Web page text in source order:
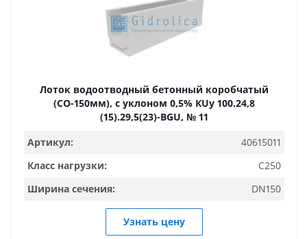
Лоток водоотводный бетонный коробчатый
(СО-150мм), с уклоном 0,5% КUу 100.24,8
(15).29,5(23)-BGU, № 11
Артикул:
40615011
Класс нагрузки:
C250
Ширина сечения:
DN150
Узнать цену